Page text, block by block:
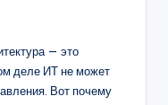
— это
деле ИТ не может
Вот почему